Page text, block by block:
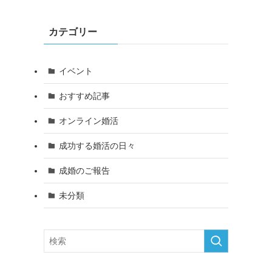
カテゴリー
イベント
おすすめ記事
オンライン婚活
成功する婚活の日々
成婚のご報告
未分類